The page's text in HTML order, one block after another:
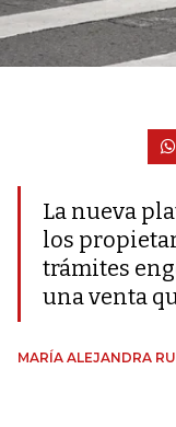
La nueva
los
trámites
una venta
MARÍA ALEJANDRA